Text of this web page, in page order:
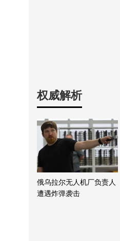
权威解析
俄乌拉尔无人机厂负责人
遭遇炸弹袭击